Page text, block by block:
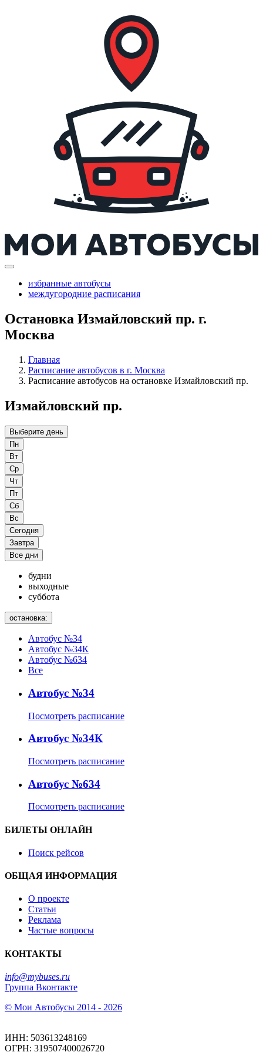
избранные автобусы
междугородние расписания
Остановка Измайловский пр. г.
Москва
Главная
Расписание автобусов в г. Москва
Расписание автобусов на остановке Измайловский пр.
Измайловский пр.
Выберите день
Пн
Вт
Ср
Чт
Пт
Сб
Вс
Сегодня
Завтра
Все дни
будни
выходные
суббота
остановка:
Автобус №34
Автобус №34К
Автобус №634
Все
Автобус №34
Посмотреть расписание
Автобус №34К
Посмотреть расписание
Автобус №634
Посмотреть расписание
БИЛЕТЫ ОНЛАЙН
Поиск рейсов
ОБЩАЯ ИНФОРМАЦИЯ
О проекте
Статьи
Реклама
Частые вопросы
КОНТАКТЫ
info@mybuses.ru
Группа Вконтакте
© Мои Автобусы 2014 - 2026
ИНН: 503613248169
ОГРН: 319507400026720